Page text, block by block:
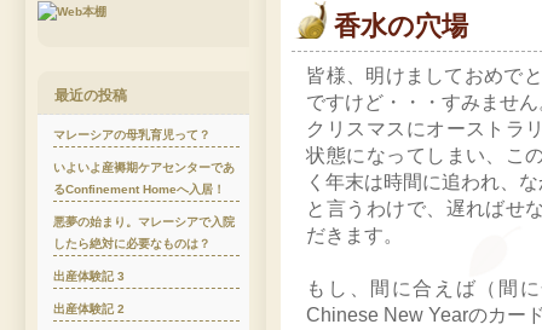
香水の穴場
皆様、明けましておめで
ですけど・・・すみませ
クリスマスにオーストラ
状態になってしまい、こ
く年末は時間に追われ、
と言うわけで、遅ればせ
だきます。
もし、間に合えば（間
Chinese New Yearのカー
最近の投稿
マレーシアの母乳育児って？
いよいよ産褥期ケアセンターであ
るConfinement Homeへ入居！
悪夢の始まり。マレーシアで入院
したら絶対に必要なものは？
出産体験記 3
出産体験記 2